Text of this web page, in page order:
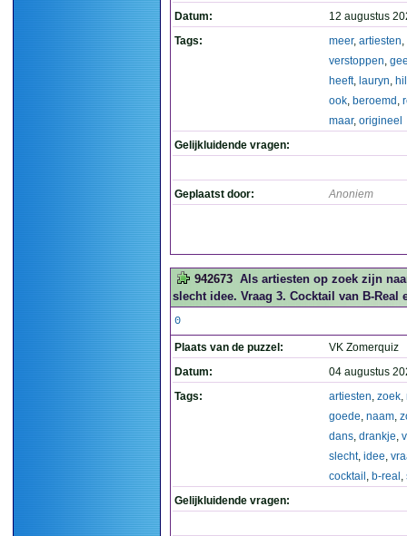
Datum:
12 augustus
Tags:
meer, artiesten,
verstoppen,
heeft, lauryn,
ook, beroemd ,
maar, origineel
Gelijkluidende vragen:
Geplaatst door: Anoniem
942673 Als artiesten op zoek zijn
slecht idee. Vraag 3. Cocktail van B-Real
0
Plaats van de puzzel:
VK Zomerquiz
Datum:
04 augustus
Tags:
artiesten, zoek,
goede, naam,
dans, drankje,
slecht, idee,
cocktail , b-real ,
Gelijkluidende vragen: